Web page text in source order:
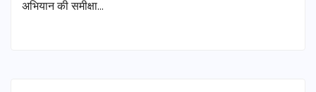
अभियान की समीक्षा…